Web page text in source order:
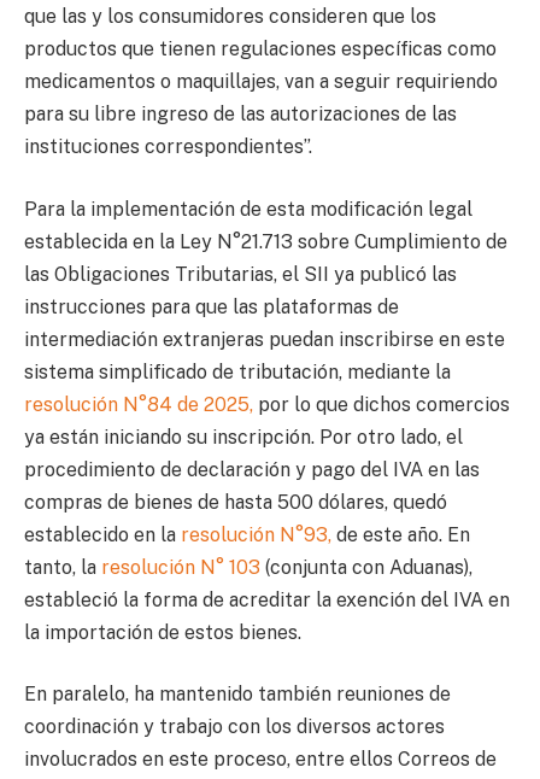
que las y los consumidores consideren que los
productos que tienen regulaciones específicas como
medicamentos o maquillajes, van a seguir requiriendo
para su libre ingreso de las autorizaciones de las
instituciones correspondientes”.
Para la implementación de esta modificación legal
establecida en la Ley N°21.713 sobre Cumplimiento de
las Obligaciones Tributarias, el SII ya publicó las
instrucciones para que las plataformas de
intermediación extranjeras puedan inscribirse en este
sistema simplificado de tributación, mediante la
resolución N°84 de 2025, por lo que dichos comercios
ya están iniciando su inscripción. Por otro lado, el
procedimiento de declaración y pago del IVA en las
compras de bienes de hasta 500 dólares, quedó
establecido en la resolución N°93, de este año. En
tanto, la resolución N° 103 (conjunta con Aduanas),
estableció la forma de acreditar la exención del IVA en
la importación de estos bienes.
En paralelo, ha mantenido también reuniones de
coordinación y trabajo con los diversos actores
involucrados en este proceso, entre ellos Correos de